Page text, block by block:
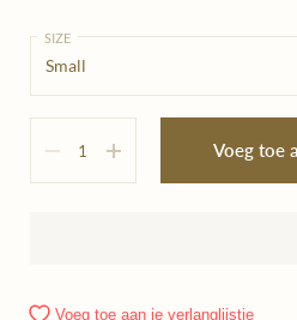
SIZE
Voeg toe
Voeg toe aan je verlanglijstje